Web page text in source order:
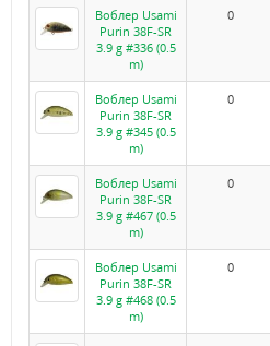
Воблер Usami
Purin 38F-SR
3.9 g #336 (0.5
m)
0
Воблер Usami
Purin 38F-SR
3.9 g #345 (0.5
m)
0
Воблер Usami
Purin 38F-SR
3.9 g #467 (0.5
m)
0
Воблер Usami
Purin 38F-SR
3.9 g #468 (0.5
m)
0